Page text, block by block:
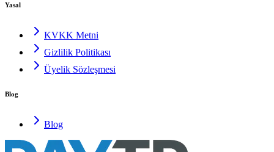
Yasal
KVKK Metni
Gizlilik Politikası
Üyelik Sözleşmesi
Blog
Blog